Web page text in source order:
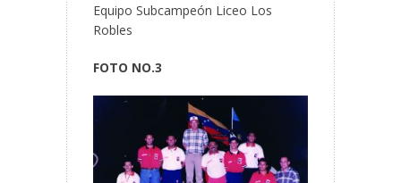
Equipo Subcampeón Liceo Los
Robles
FOTO NO.3